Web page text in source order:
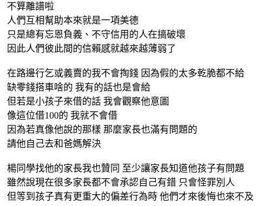
不算離譜啦
人們互相幫助本來就是一項美德
只是總有忘恩負義、不守信用的人在搞破壞
因此人們彼此間的信賴感就越來越薄弱了
在路邊行乞或義賣的我不會掏錢 因為假的太多乾脆都不給
缺零錢搭車啥的 我有的話也是會給
但若是小孩子來借的話 我會觀察他意圖
像這位借100的 我就不會借
因為若真像他說的那樣 那麼家長也滿有問題的
請他自己去和爸媽解決
楊同學找他的家長我也贊同 至少讓家長知道他孩子有問題
雖然說現在很多家長都不會承認自己有錯 只會怪罪別人
但等到孩子真有更重大的偏差行為時 他們才來後悔也來不及